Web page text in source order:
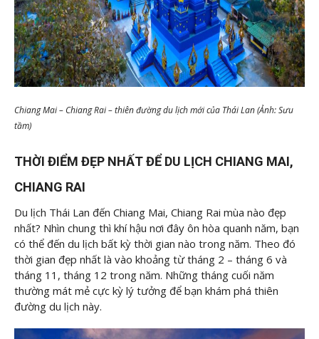
Chiang Mai – Chiang Rai – thiên đường du lịch mới của Thái Lan (Ảnh: Sưu
tầm)
THỜI ĐIỂM ĐẸP NHẤT ĐỂ DU LỊCH CHIANG MAI,
CHIANG RAI
Du lịch Thái Lan đến Chiang Mai, Chiang Rai mùa nào đẹp
nhất? Nhìn chung thì khí hậu nơi đây ôn hòa quanh năm, bạn
có thể đến du lịch bất kỳ thời gian nào trong năm. Theo đó
thời gian đẹp nhất là vào khoảng từ tháng 2 – tháng 6 và
tháng 11, tháng 12 trong năm. Những tháng cuối năm
thường mát mẻ cực kỳ lý tưởng để bạn khám phá thiên
đường du lịch này.